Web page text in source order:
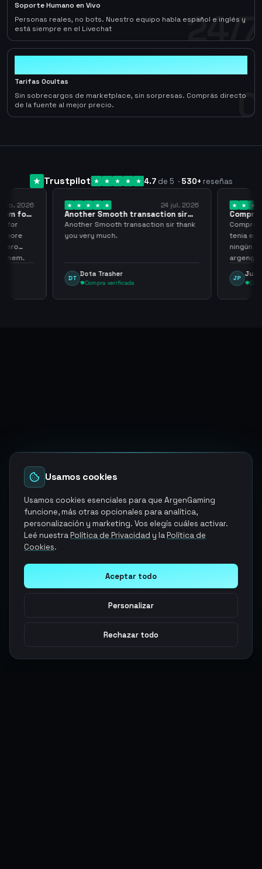
24/7
Soporte Humano en Vivo
Personas reales, no bots. Nuestro equipo habla español e inglés y
está siempre en el Livechat
0
Tarifas Ocultas
Sin sobrecargos de marketplace, sin sorpresas. Comprás directo
de la fuente al mejor precio.
Trustpilot 4.7 de 5 · 530+ reseñas
2026
for
for
more
zero
them.
24 jul. 2026
Another Smooth transaction sir
thank…
Another Smooth transaction sir thank
you very much.
DT
Dota Trasher
Compra verificada
Compre
los…
Compre
tenia en
ningún
JP
Juan
Usamos cookies
Usamos cookies esenciales para que ArgenGaming
funcione, más otras opcionales para analítica,
personalización y marketing. Vos elegís cuáles activar.
Leé nuestraPolítica de Privacidad y laPolítica de
Cookies.
Aceptar todo
Personalizar
Rechazar todo